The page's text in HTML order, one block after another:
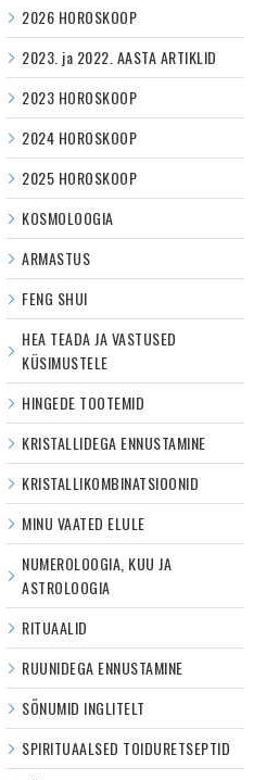
2026 HOROSKOOP
2023. ja 2022. AASTA ARTIKLID
2023 HOROSKOOP
2024 HOROSKOOP
2025 HOROSKOOP
KOSMOLOOGIA
ARMASTUS
FENG SHUI
HEA TEADA JA VASTUSED
KÜSIMUSTELE
HINGEDE TOOTEMID
KRISTALLIDEGA ENNUSTAMINE
KRISTALLIKOMBINATSIOONID
MINU VAATED ELULE
NUMEROLOOGIA, KUU JA
ASTROLOOGIA
RITUAALID
RUUNIDEGA ENNUSTAMINE
SÕNUMID INGLITELT
SPIRITUAALSED TOIDURETSEPTID